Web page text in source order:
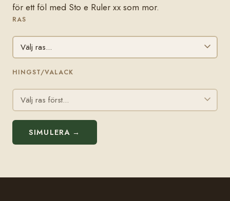
för ett föl med Sto e Ruler xx som mor.
RAS
HINGST/VALACK
SIMULERA →